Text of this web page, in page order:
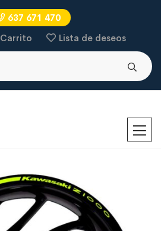
637 671 470
Carrito Lista de deseos